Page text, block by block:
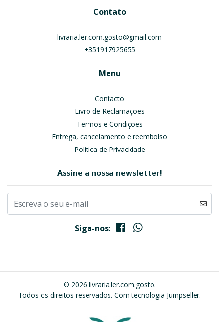
Contato
livraria.ler.com.gosto@gmail.com
+351917925655
Menu
Contacto
Livro de Reclamações
Termos e Condições
Entrega, cancelamento e reembolso
Política de Privacidade
Assine a nossa newsletter!
Siga-nos:
© 2026 livraria.ler.com.gosto.
Todos os direitos reservados. Com tecnologia Jumpseller.